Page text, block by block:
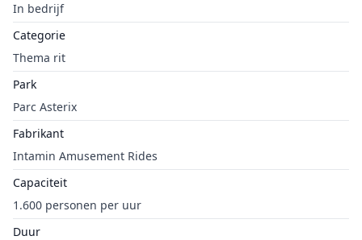
In bedrijf
Categorie
Thema rit
Park
Parc Asterix
Fabrikant
Intamin Amusement Rides
Capaciteit
1.600 personen per uur
Duur